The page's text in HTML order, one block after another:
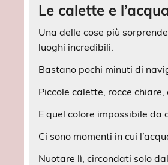
Le calette e
Una delle cose più
luoghi incredibili.
Bastano pochi minuti di
Piccole calette, rocce
E quel colore impossibile da
Ci sono momenti in cui
Nuotare lì, circondati solo